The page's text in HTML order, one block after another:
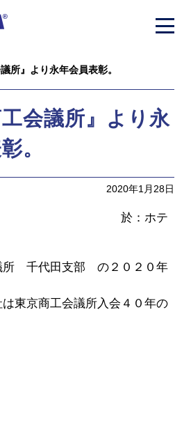
所』より永年会員表彰。
工会議所』より永
。
2020年1月28日
火）。 於：ホテ
所 千代田支部 の２０２０年
東京商工会議所入会４０年の